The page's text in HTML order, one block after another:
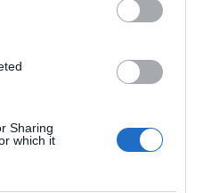
Sharing
which it
του λειτουργικού
εταιρεία».
Data Integration και
με το ελάχιστο